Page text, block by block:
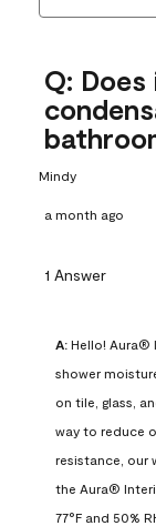
Q:
Mindy
a month ago
1 Answer
A: Hello! Aura®
shower
on tile, glass,
way to reduce
resistance, our
the Aura®
77°F and 50%